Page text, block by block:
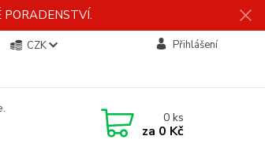
PORADENSTVÍ.
CZK Přihlášení
0ks
za 0 Kč